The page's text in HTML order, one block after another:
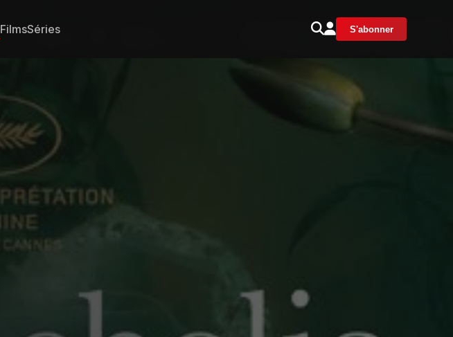
FilmsSéries S'abonner